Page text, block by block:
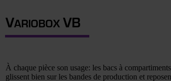
VARIOBOX VB
À chaque pièce son usage: les bacs à
glissent bien sur les bandes de production et